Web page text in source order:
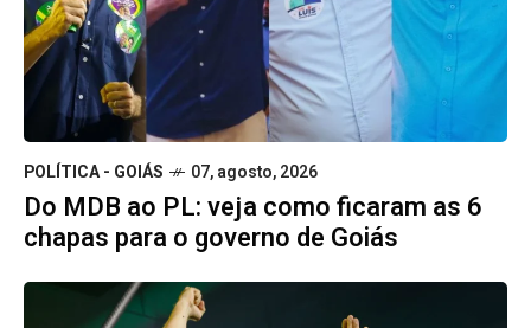
POLÍTICA - GOIÁS 07, agosto, 2026
Do MDB ao PL: veja como ficaram as 6
chapas para o governo de Goiás